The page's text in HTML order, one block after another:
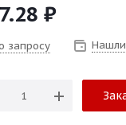
₽
запросу